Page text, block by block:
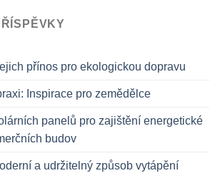
přínos pro ekologickou dopravu
Inspirace pro zemědělce
panelů pro zajištění energetické
budov
a udržitelný způsob vytápění